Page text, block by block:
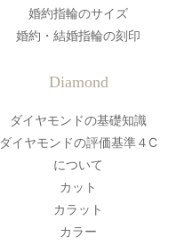
婚約指輪のサイズ
婚約・結婚指輪の刻印
Diamond
ダイヤモンドの基礎知識
ダイヤモンドの評価基準４C
について
カット
カラット
カラー